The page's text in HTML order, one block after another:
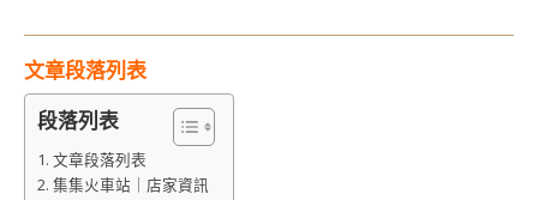
文章段落列表
段落列表
文章段落列表
集集火車站｜店家資訊